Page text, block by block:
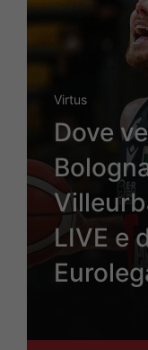
Virtus
Dove
LIVE e